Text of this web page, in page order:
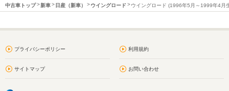
中古車トップ 新車 日産（新車） ウイングロード ウイングロード (1996年5月～1999年4月
プライバシーポリシー 利用規約
サイトマップ お問い合わせ